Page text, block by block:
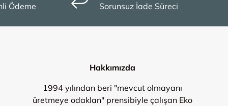
Ödeme
Sorunsuz İade Süreci
Hakkımızda
1994 yılından beri "mevcut olmayanı
üretmeye odaklan" prensibiyle çalışan Eko